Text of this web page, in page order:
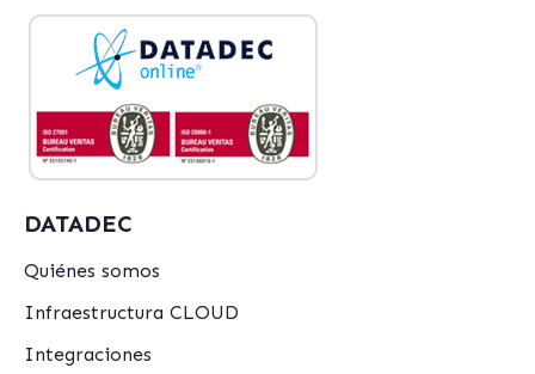
DATADEC
Quiénes somos
Infraestructura CLOUD
Integraciones